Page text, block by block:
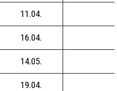
11.04.
16.04.
14.05.
19.04.